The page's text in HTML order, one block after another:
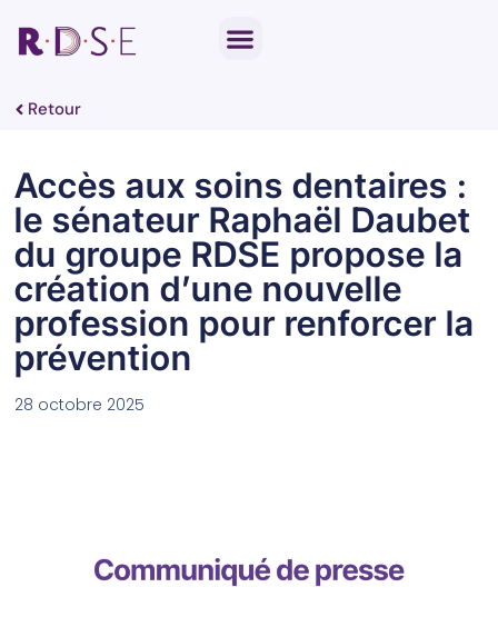
Retour
Accès aux soins dentaires :
le sénateur Raphaël Daubet
du groupe RDSE propose la
création d’une nouvelle
profession pour renforcer la
prévention
28 octobre 2025